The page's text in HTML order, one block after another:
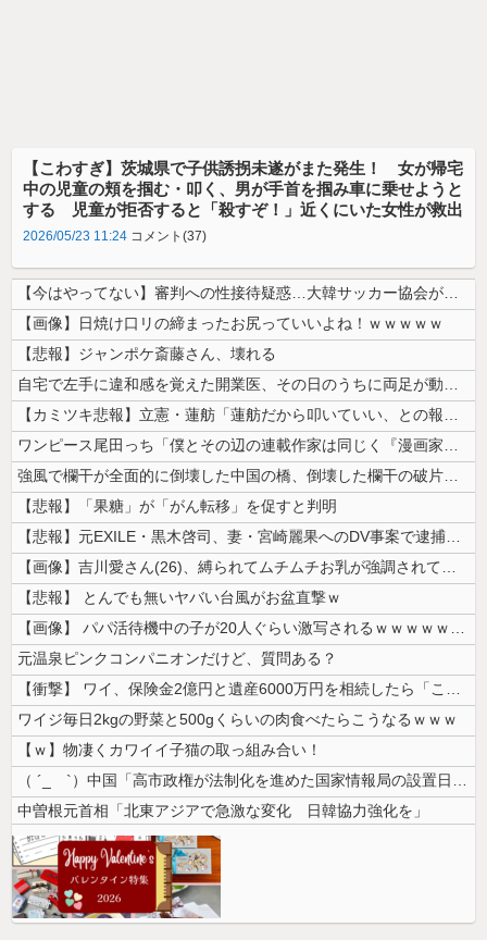
【こわすぎ】茨城県で子供誘拐未遂がまた発生！ 女が帰宅
中の児童の頬を掴む・叩く、男が手首を掴み車に乗せようと
する 児童が拒否すると「殺すぞ！」近くにいた女性が救出
2026/05/23 11:24 コメント(37)
【今はやってない】審判への性接待疑惑…大韓サッカー協会が声明「現在は一...
【画像】日焼け口リの締まったお尻っていいよね！ｗｗｗｗｗ
【悲報】ジャンポケ斎藤さん、壊れる
自宅で左手に違和感を覚えた開業医、その日のうちに両足が動かなくなり入院...
【カミツキ悲報】立憲・蓮舫「蓮舫だから叩いていい、との報道に何度も向き...
ワンピース尾田っち「僕とその辺の連載作家は同じく『漫画家』と呼ばれるけ...
強風で欄干が全面的に倒壊した中国の橋、倒壊した欄干の破片を調べると凄ま...
【悲報】「果糖」が「がん転移」を促すと判明
【悲報】元EXILE・黒木啓司、妻・宮崎麗果へのDV事案で逮捕されてい...
【画像】吉川愛さん(26)、縛られてムチムチお乳が強調されてしまう
【悲報】 とんでも無いヤバい台風がお盆直撃ｗ
【画像】 パパ活待機中の子が20人ぐらい激写されるｗｗｗｗｗｗｗｗｗｗ...
元温泉ピンクコンパニオンだけど、質問ある？
【衝撃】 ワイ、保険金2億円と遺産6000万円を相続したら「こう」なっ...
ワイジ毎日2kgの野菜と500gくらいの肉食べたらこうなるｗｗｗ
【ｗ】物凄くカワイイ子猫の取っ組み合い！
（ ´_ゝ`）中国「高市政権が法制化を進めた国家情報局の設置日が7月3...
中曽根元首相「北東アジアで急激な変化 日韓協力強化を」